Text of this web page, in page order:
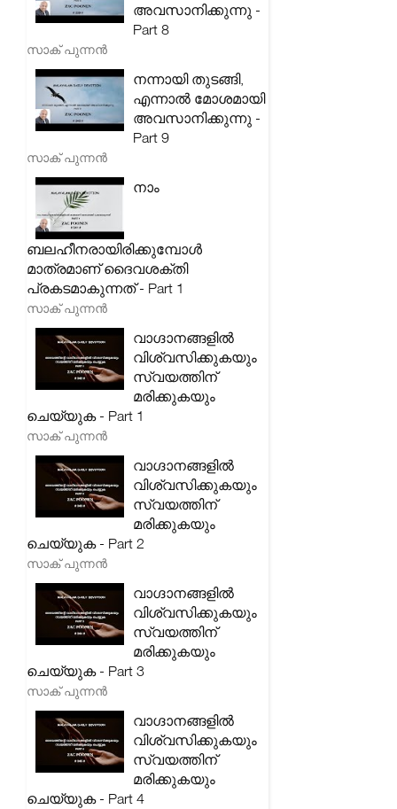
അവസാനിക്കുന്നു -
Part 8
സാക് പുന്നൻ
നന്നായി തുടങ്ങി,
എന്നാൽ മോശമായി
അവസാനിക്കുന്നു -
Part 9
സാക് പുന്നൻ
നാം
ബലഹീനരായിരിക്കുമ്പോൾ
മാത്രമാണ് ദൈവശക്തി
പ്രകടമാകുന്നത് - Part 1
സാക് പുന്നൻ
വാഗ്ദാനങ്ങളിൽ
വിശ്വസിക്കുകയും
സ്വയത്തിന്
മരിക്കുകയും
ചെയ്യുക - Part 1
സാക് പുന്നൻ
വാഗ്ദാനങ്ങളിൽ
വിശ്വസിക്കുകയും
സ്വയത്തിന്
മരിക്കുകയും
ചെയ്യുക - Part 2
സാക് പുന്നൻ
വാഗ്ദാനങ്ങളിൽ
വിശ്വസിക്കുകയും
സ്വയത്തിന്
മരിക്കുകയും
ചെയ്യുക - Part 3
സാക് പുന്നൻ
വാഗ്ദാനങ്ങളിൽ
വിശ്വസിക്കുകയും
സ്വയത്തിന്
മരിക്കുകയും
ചെയ്യുക - Part 4